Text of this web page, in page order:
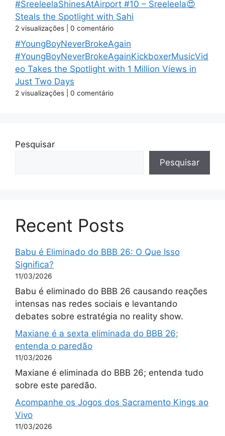
#SreeleelaShinesAtAirport #10 – Sreeleela😍
Steals the Spotlight with Sahi
2 visualizações 0 comentário
#YoungBoyNeverBrokeAgain
#YoungBoyNeverBrokeAgainKickboxerMusicVid
eo Takes the Spotlight with 1 Million Views in
Just Two Days
2 visualizações 0 comentário
Pesquisar
Pesquisar
Recent Posts
Babu é Eliminado do BBB 26: O Que Isso
Significa?
11/03/2026
Babu é eliminado do BBB 26 causando reações
intensas nas redes sociais e levantando
debates sobre estratégia no reality show.
Maxiane é a sexta eliminada do BBB 26;
entenda o paredão
11/03/2026
Maxiane é eliminada do BBB 26; entenda tudo
sobre este paredão.
Acompanhe os Jogos dos Sacramento Kings ao
Vivo
11/03/2026